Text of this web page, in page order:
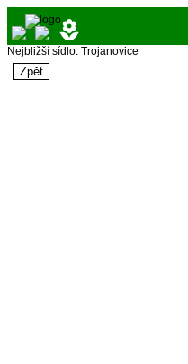
Nejbližší sídlo: Trojanovice